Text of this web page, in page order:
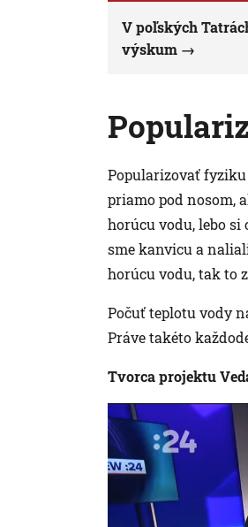
V poľských
výskum
Popularizovať fyziku
priamo pod nosom,
horúcu vodu, lebo si
sme kanvicu a
horúcu vodu, tak to
Počuť teplotu vody
Práve takéto
Tvorca projektu